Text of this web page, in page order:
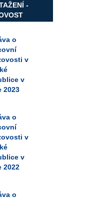
-
o
v
v
2023
o
v
v
2022
o